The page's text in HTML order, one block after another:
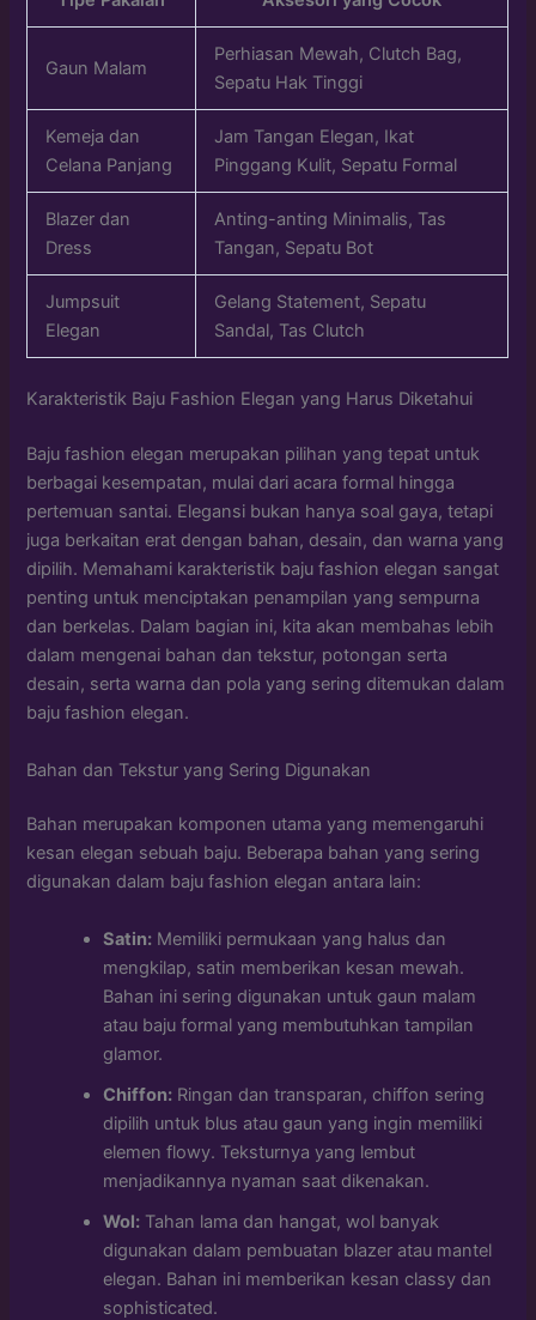
Gaun Malam
Perhiasan Mewah, Clutch Bag,
Sepatu Hak Tinggi
Kemeja dan
Celana Panjang
Jam Tangan Elegan, Ikat
Pinggang Kulit, Sepatu Formal
Blazer dan
Dress
Anting-anting Minimalis, Tas
Tangan, Sepatu Bot
Jumpsuit
Elegan
Gelang Statement, Sepatu
Sandal, Tas Clutch
Karakteristik Baju Fashion Elegan yang Harus Diketahui
Baju fashion elegan merupakan pilihan yang tepat untuk
berbagai kesempatan, mulai dari acara formal hingga
pertemuan santai. Elegansi bukan hanya soal gaya, tetapi
juga berkaitan erat dengan bahan, desain, dan warna yang
dipilih. Memahami karakteristik baju fashion elegan sangat
penting untuk menciptakan penampilan yang sempurna
dan berkelas. Dalam bagian ini, kita akan membahas lebih
dalam mengenai bahan dan tekstur, potongan serta
desain, serta warna dan pola yang sering ditemukan dalam
baju fashion elegan.
Bahan dan Tekstur yang Sering Digunakan
Bahan merupakan komponen utama yang memengaruhi
kesan elegan sebuah baju. Beberapa bahan yang sering
digunakan dalam baju fashion elegan antara lain:
Satin: Memiliki permukaan yang halus dan
mengkilap, satin memberikan kesan mewah.
Bahan ini sering digunakan untuk gaun malam
atau baju formal yang membutuhkan tampilan
glamor.
Chiffon: Ringan dan transparan, chiffon sering
dipilih untuk blus atau gaun yang ingin memiliki
elemen flowy. Teksturnya yang lembut
menjadikannya nyaman saat dikenakan.
Wol: Tahan lama dan hangat, wol banyak
digunakan dalam pembuatan blazer atau mantel
elegan. Bahan ini memberikan kesan classy dan
sophisticated.